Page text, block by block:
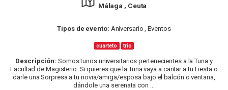
Málaga , Ceuta
Tipos de evento: Aniversario , Eventos
cuarteto trio
Descripción: Somos tunos universitarios pertenecientes a la Tuna y
Facultad de Magisterio. Si quieres que la Tuna vaya a cantar a tu Fiesta o
darle una Sorpresa a tu novia/amiga/esposa bajo el balcón o ventana,
dándole una serenata con ...